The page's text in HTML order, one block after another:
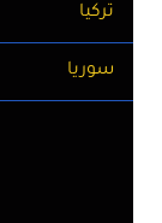
تركيا
سوريا